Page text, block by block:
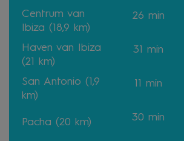
Centrum van
Ibiza (18,9 km)
26 min
Haven van Ibiza
(21 km)
31 min
San Antonio (1,9
km)
11 min
Pacha (20 km) 30 min